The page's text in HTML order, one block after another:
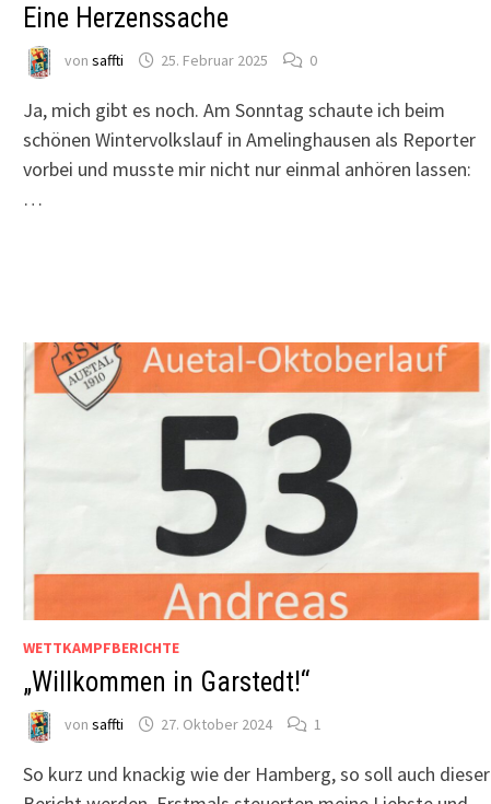
Eine Herzenssache
von saffti 25. Februar 2025 0
Ja, mich gibt es noch. Am Sonntag schaute ich beim
schönen Wintervolkslauf in Amelinghausen als Reporter
vorbei und musste mir nicht nur einmal anhören lassen:
…
WETTKAMPFBERICHTE
„Willkommen in Garstedt!“
von saffti 27. Oktober 2024 1
So kurz und knackig wie der Hamberg, so soll auch dieser